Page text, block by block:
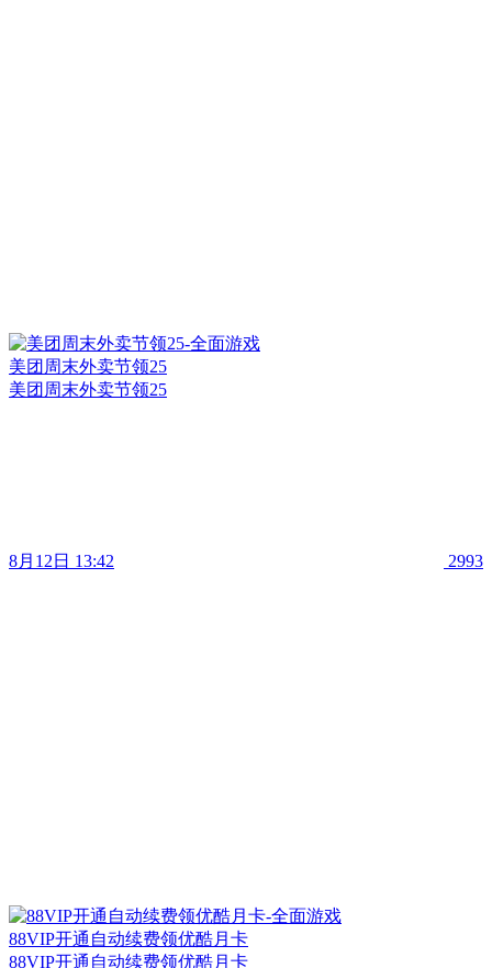
美团周末外卖节领25
美团周末外卖节领25
8月12日 13:42 2993
88VIP开通自动续费领优酷月卡
88VIP开通自动续费领优酷月卡